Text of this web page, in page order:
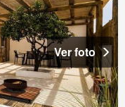
Ver foto